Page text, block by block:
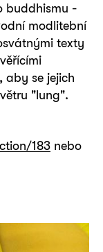
buddhismu -
modlitební
texty
aby se jejich
"lung".
183 nebo